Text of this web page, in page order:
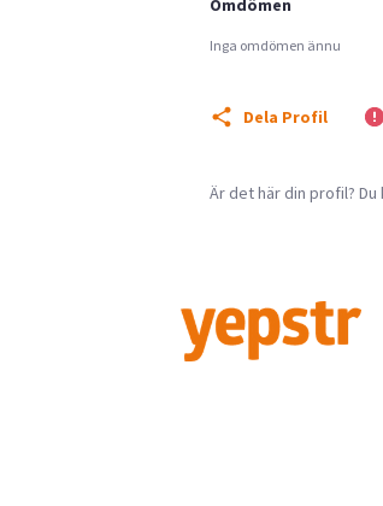
Inga omdömen ännu
Dela Profil
Är det här din profil?